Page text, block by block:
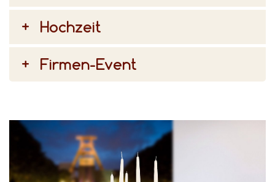
Hochzeit
Firmen-Event